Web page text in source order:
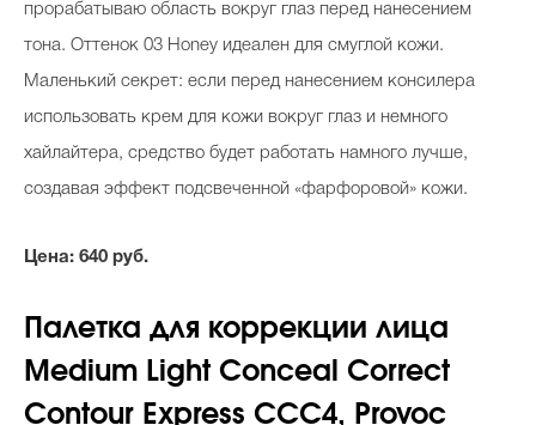
прорабатываю область вокруг глаз перед нанесением
тона. Оттенок 03 Honey идеален для смуглой кожи.
Маленький секрет: если перед нанесением консилера
использовать крем для кожи вокруг глаз и немного
хайлайтера, средство будет работать намного лучше,
создавая эффект подсвеченной «фарфоровой» кожи.
Цена: 640 руб.
Палетка для коррекции лица
Medium Light Conceal Correct
Contour Express CCC4, Provoc